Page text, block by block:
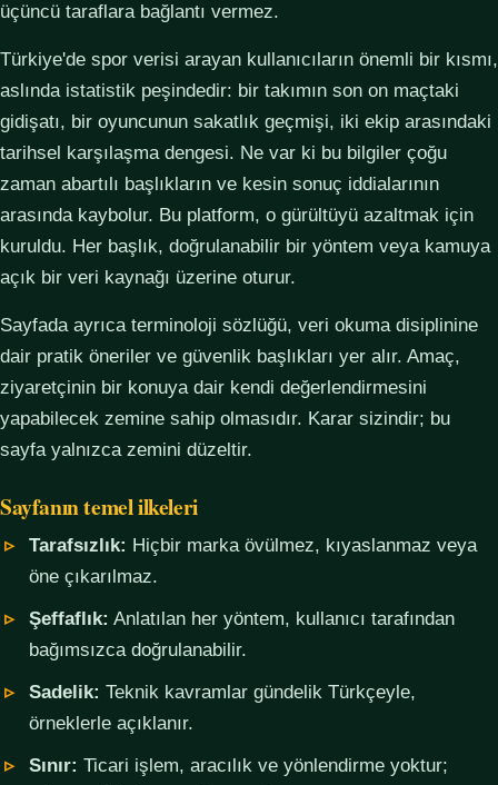
üçüncü taraflara bağlantı vermez.
Türkiye'de spor verisi arayan kullanıcıların önemli bir kısmı,
aslında istatistik peşindedir: bir takımın son on maçtaki
gidişatı, bir oyuncunun sakatlık geçmişi, iki ekip arasındaki
tarihsel karşılaşma dengesi. Ne var ki bu bilgiler çoğu
zaman abartılı başlıkların ve kesin sonuç iddialarının
arasında kaybolur. Bu platform, o gürültüyü azaltmak için
kuruldu. Her başlık, doğrulanabilir bir yöntem veya kamuya
açık bir veri kaynağı üzerine oturur.
Sayfada ayrıca terminoloji sözlüğü, veri okuma disiplinine
dair pratik öneriler ve güvenlik başlıkları yer alır. Amaç,
ziyaretçinin bir konuya dair kendi değerlendirmesini
yapabilecek zemine sahip olmasıdır. Karar sizindir; bu
sayfa yalnızca zemini düzeltir.
Sayfanın temel ilkeleri
Tarafsızlık: Hiçbir marka övülmez, kıyaslanmaz veya
öne çıkarılmaz.
Şeffaflık: Anlatılan her yöntem, kullanıcı tarafından
bağımsızca doğrulanabilir.
Sadelik: Teknik kavramlar gündelik Türkçeyle,
örneklerle açıklanır.
Sınır: Ticari işlem, aracılık ve yönlendirme yoktur;